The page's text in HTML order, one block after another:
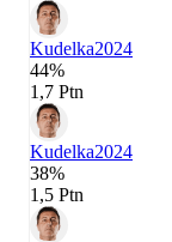
Kudelka2024
44%
1,7 Ptn
Kudelka2024
38%
1,5 Ptn